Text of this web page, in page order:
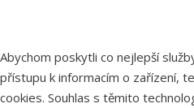
Abychom poskytli co nejlepší
přístupu k informacím o zařízení,
cookies. Souhlas s těmito